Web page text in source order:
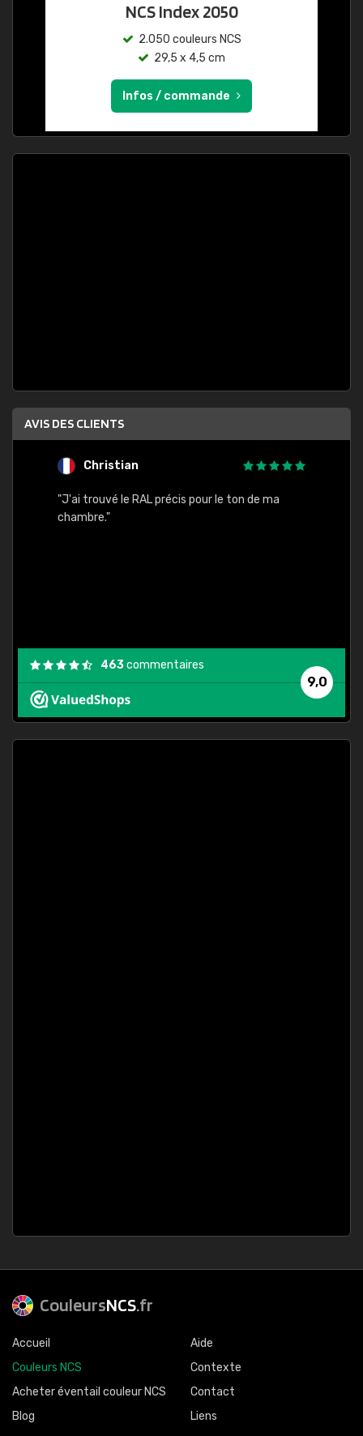
NCS Index 2050
2.050 couleurs NCS
29,5 x 4,5 cm
Infos / commande
AVIS DES CLIENTS
Christian
"J'ai trouvé le RAL précis pour le ton de ma
chambre."
9,0
463commentaires
CouleursNCS.fr
Accueil
Couleurs NCS
Acheter éventail couleur NCS
Blog
Aide
Contexte
Contact
Liens